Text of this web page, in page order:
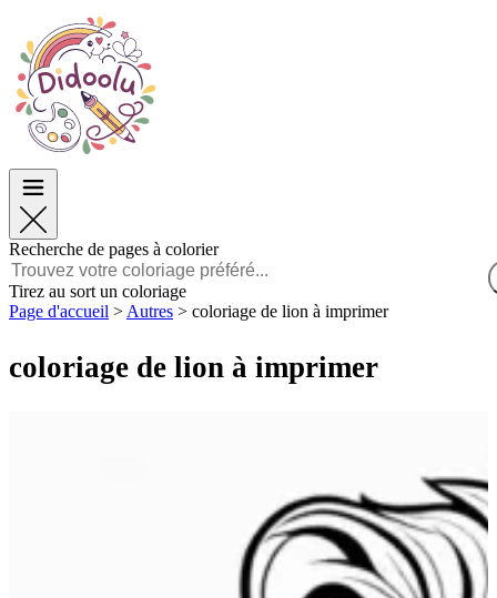
Pâques
TOP Catégories
Pour les Garçons
Pour les Filles
Français
POLSKI
FRANÇAIS
MALAGASY
Pâques
TOP Catégories
Pour les Garçons
Pour les Filles
Recherche de pages à colorier
Tirez au sort un coloriage
Page d'accueil > Autres > coloriage de lion à imprimer
coloriage de lion à imprimer